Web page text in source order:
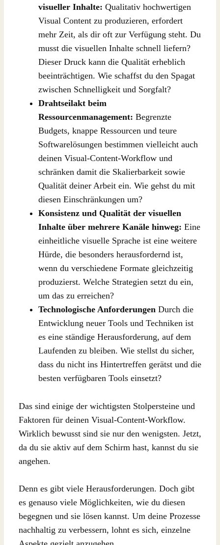
visueller Inhalte: Qualitativ hochwertigen
Visual Content zu produzieren, erfordert
mehr Zeit, als dir oft zur Verfügung steht. Du
musst die visuellen Inhalte schnell liefern?
Dieser Druck kann die Qualität erheblich
beeinträchtigen. Wie schaffst du den Spagat
zwischen Schnelligkeit und Sorgfalt?
Drahtseilakt beim
Ressourcenmanagement: Begrenzte
Budgets, knappe Ressourcen und teure
Softwarelösungen bestimmen vielleicht auch
deinen Visual-Content-Workflow und
schränken damit die Skalierbarkeit sowie
Qualität deiner Arbeit ein. Wie gehst du mit
diesen Einschränkungen um?
Konsistenz und Qualität der visuellen
Inhalte über mehrere Kanäle hinweg: Eine
einheitliche visuelle Sprache ist eine weitere
Hürde, die besonders herausfordernd ist,
wenn du verschiedene Formate gleichzeitig
produzierst. Welche Strategien setzt du ein,
um das zu erreichen?
Technologische Anforderungen Durch die
Entwicklung neuer Tools und Techniken ist
es eine ständige Herausforderung, auf dem
Laufenden zu bleiben. Wie stellst du sicher,
dass du nicht ins Hintertreffen gerätst und die
besten verfügbaren Tools einsetzt?
Das sind einige der wichtigsten Stolpersteine und
Faktoren für deinen Visual-Content-Workflow.
Wirklich bewusst sind sie nur den wenigsten. Jetzt,
da du sie aktiv auf dem Schirm hast, kannst du sie
angehen.
Denn es gibt viele Herausforderungen. Doch gibt
es genauso viele Möglichkeiten, wie du diesen
begegnen und sie lösen kannst. Um deine Prozesse
nachhaltig zu verbessern, lohnt es sich, einzelne